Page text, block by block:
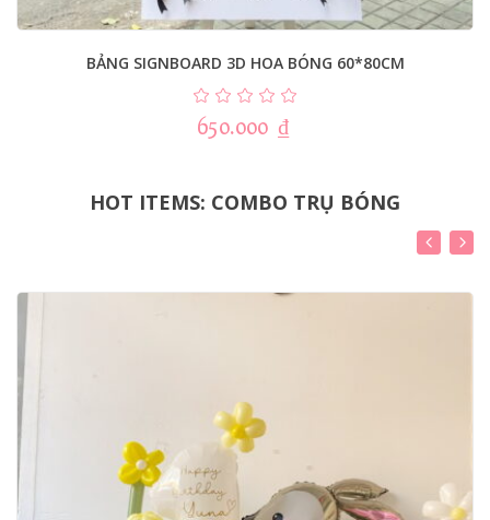
BẢNG SIGNBOARD 3D HOA BÓNG 60*80CM
650.000 ₫
HOT ITEMS: COMBO TRỤ BÓNG